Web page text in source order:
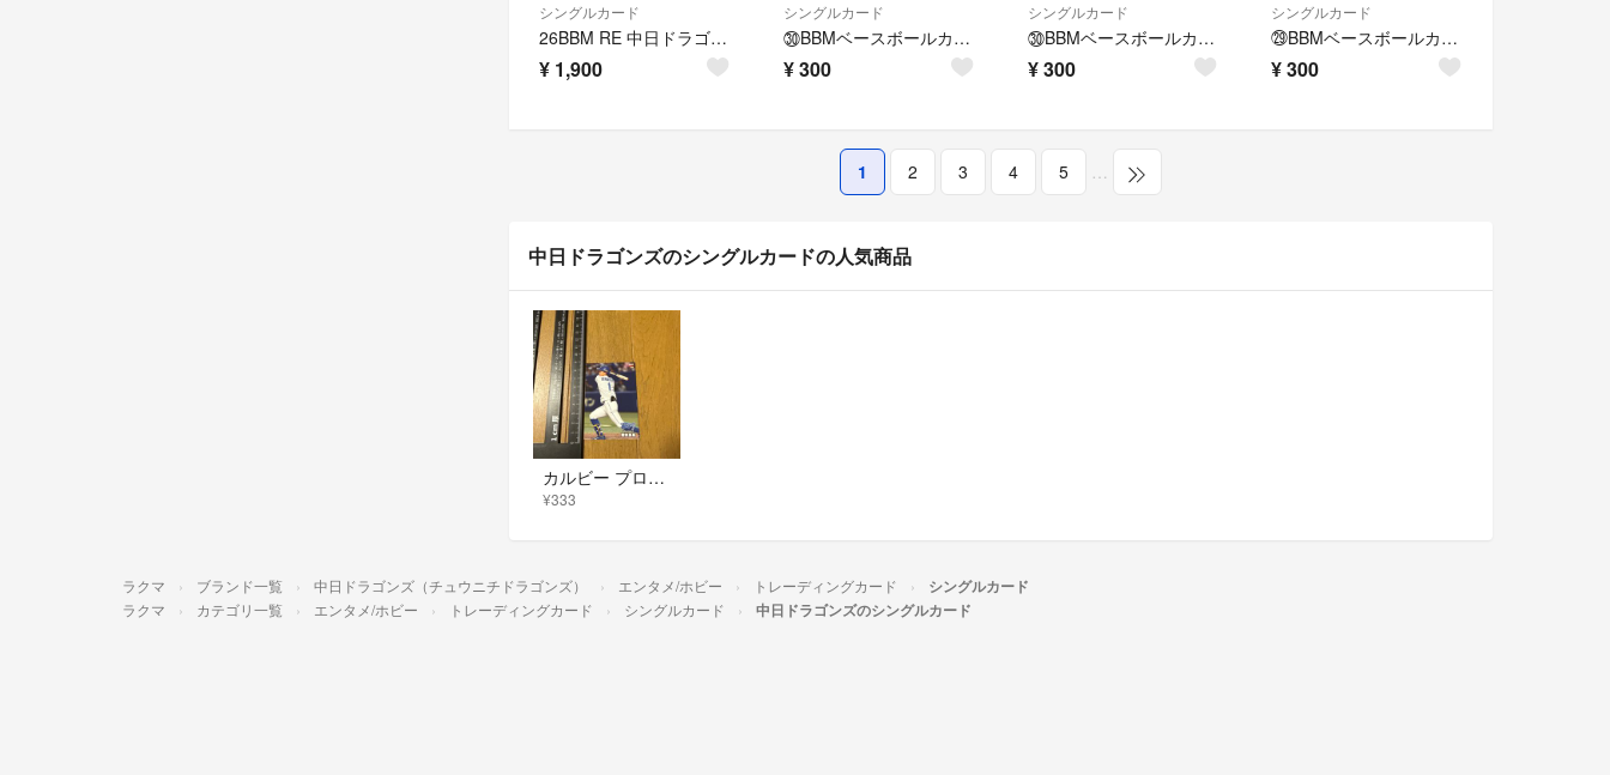
シングルカード
26BBM RE 中日ドラゴンズ ルーキーレギュラーカードコンプ9枚セット
¥ 1,900
シングルカード
㉚BBMベースボールカード 2023 石川昴弥（キラカード版）
¥300
シングルカード
㉚BBMベースボールカード 2023 田島慎二
¥300
シングルカード
㉙BBMベースボールカード 2023 中日ドラゴンズ チームチェックリスト
¥300
1 2 3 4 5 …
中日ドラゴンズのシングルカードの人気商品
カルビー プロ野球チップス 2024 岡林勇希 中日ドラゴンズ 086
¥333
ラクマ ブランド一覧 中日ドラゴンズ（チュウニチドラゴンズ） エンタメ/ホビー トレーディングカード シングルカード
ラクマ カテゴリ一覧 エンタメ/ホビー トレーディングカード シングルカード 中日ドラゴンズのシングルカード